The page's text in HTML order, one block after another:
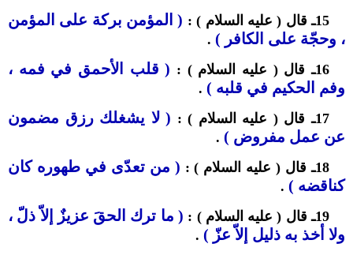
15ـ قال ( عليه السلام ) :
( المؤمن بركة على المؤمن
، وحجّة على الكافر ) .
16ـ قال ( عليه السلام ) :
( قلب الأحمق في فمه ،
وفم الحكيم في قلبه ) .
17ـ قال ( عليه السلام ) :
( لا يشغلك رزق مضمون
عن عمل مفروض ) .
18ـ قال ( عليه السلام ) :
( من تعدّى في طهوره كان
كناقضه ) .
19ـ قال ( عليه السلام ) :
( ما ترك الحقَ عزيزٌ إلاّ ذلّ ،
ولا أخذ به ذليل إلاّ عزّ ) .